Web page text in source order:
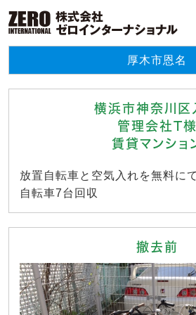
厚木市恩名
横浜市神奈川区
管理会社T様
賃貸マンショ
放置自転車と空気入れを無料に
自転車7台回収
撤去前